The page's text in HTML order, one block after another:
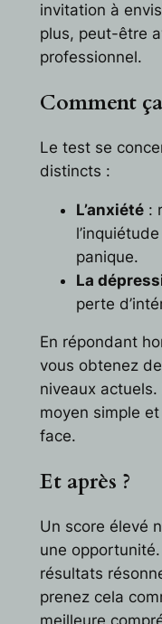
invitation à
plus, peut-être
professionnel.
Comment
Le test se
distincts :
L’anxiété:
panique.
La
perte
En répondant
vous obtenez
niveaux
moyen simple
face.
Et après ?
Un score élevé
une
résultats
prenez cela
meilleure